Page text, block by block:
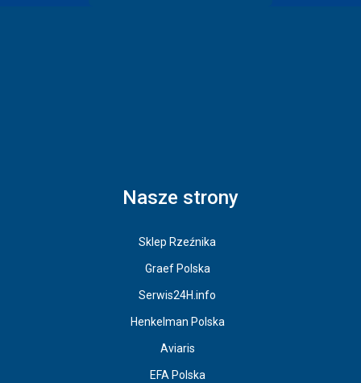
Nasze strony
Sklep Rzeźnika
Graef Polska
Serwis24H.info
Henkelman Polska
Aviaris
EFA Polska